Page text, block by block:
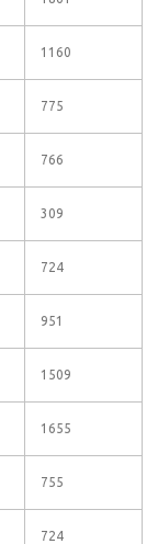
1160
775
766
309
724
951
1509
1655
755
724